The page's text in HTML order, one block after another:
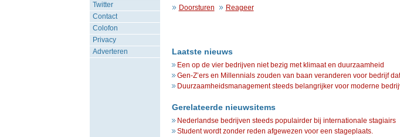
Twitter
Contact
Colofon
Privacy
Adverteren
Doorsturen Reageer
Laatste nieuws
Een op de vier bedrijven niet bezig met klimaat en duurzaamheid
Gen-Z’ers en Millennials zouden van baan veranderen voor bedrijf
Duurzaamheidsmanagement steeds belangrijker voor moderne
Gerelateerde nieuwsitems
Nederlandse bedrijven steeds populairder bij internationale stagiairs
Student wordt zonder reden afgewezen voor een stageplaats.